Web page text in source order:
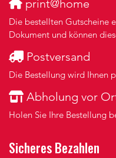
print@home
Die bestellten Gutscheine
Dokument und können
Postversand
Die Bestellung wird Ihnen
Abholung vor
Holen Sie Ihre Bestellung
Sicheres Bezahlen